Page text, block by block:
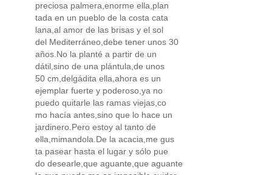
preciosa palmera,enorme ella,plan
tada en un pueblo de la costa cata
lana,al amor de las brisas y el sol
del Mediterráneo,debe tener unos 30
años.No la planté a partir de un
dátil,sino de una plántula,de unos
50 cm,delgádita ella,ahora es un
ejemplar fuerte y poderoso,ya no
puedo quitarle las ramas viejas,co
mo hacía antes,sino que lo hace un
jardinero.Pero estoy al tanto de
ella,mimandola.De la acacia,me gus
ta pasear hasta el lugar y sólo pue
do desearle,que aguante,que aguante